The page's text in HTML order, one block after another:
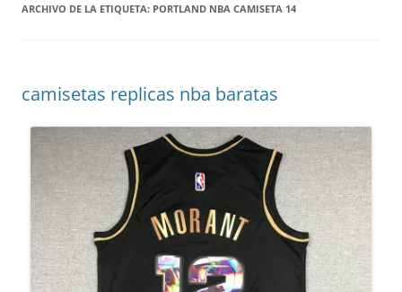
ARCHIVO DE LA ETIQUETA: PORTLAND NBA CAMISETA 14
camisetas replicas nba baratas